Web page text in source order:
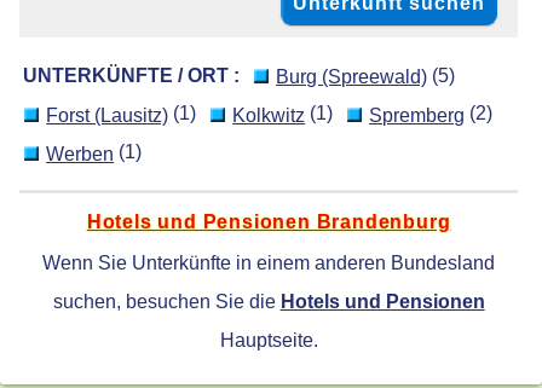
UNTERKÜNFTE / ORT : Burg (Spreewald) (5)
Forst (Lausitz) (1) Kolkwitz (1) Spremberg (2)
Werben (1)
Hotels und Pensionen Brandenburg
Wenn Sie Unterkünfte in einem anderen Bundesland
suchen, besuchen Sie die Hotels und Pensionen
Hauptseite.